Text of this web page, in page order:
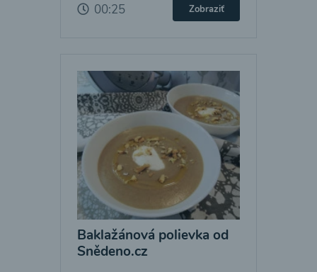
00:25 Zobraziť
Baklažánová polievka od
Snědeno.cz